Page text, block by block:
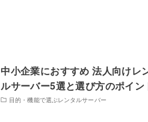
中小企業におすすめ 法人向けレ
ルサーバー5選と選び方のポイン
目的・機能で選ぶレンタルサーバー